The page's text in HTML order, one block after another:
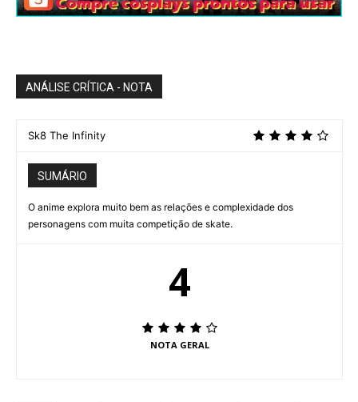
ANÁLISE CRÍTICA - NOTA
Sk8 The Infinity
SUMÁRIO
O anime explora muito bem as relações e complexidade dos
personagens com muita competição de skate.
4
NOTA GERAL